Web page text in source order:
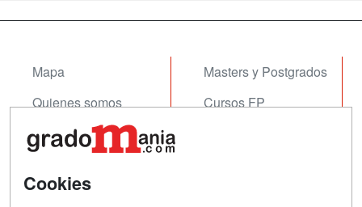
Mapa
Quienes somos
Tarifas publicidad
Acceso Centros
Masters y Postgrados
Cursos FP
Cookies